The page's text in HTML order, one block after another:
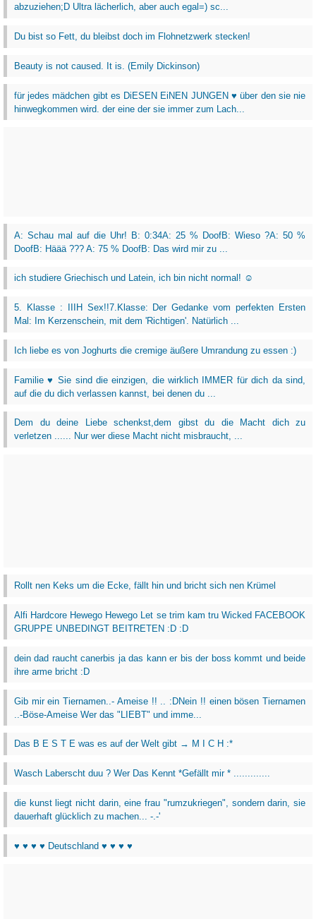
abzuziehen;D Ultra lächerlich, aber auch egal=) sc...
Du bist so Fett, du bleibst doch im Flohnetzwerk stecken!
Beauty is not caused. It is. (Emily Dickinson)
für jedes mädchen gibt es DiESEN EiNEN JUNGEN ♥ über den sie nie
hinwegkommen wird. der eine der sie immer zum Lach...
A: Schau mal auf die Uhr! B: 0:34A: 25 % DoofB: Wieso ?A: 50 %
DoofB: Häää ??? A: 75 % DoofB: Das wird mir zu ...
ich studiere Griechisch und Latein, ich bin nicht normal! ☺
5. Klasse : IIIH Sex!!7.Klasse: Der Gedanke vom perfekten Ersten
Mal: Im Kerzenschein, mit dem 'Richtigen'. Natürlich ...
Ich liebe es von Joghurts die cremige äußere Umrandung zu essen :)
Familie ♥ Sie sind die einzigen, die wirklich IMMER für dich da sind,
auf die du dich verlassen kannst, bei denen du ...
Dem du deine Liebe schenkst,dem gibst du die Macht dich zu
verletzen ...... Nur wer diese Macht nicht misbraucht, ...
Rollt nen Keks um die Ecke, fällt hin und bricht sich nen Krümel
Alfi Hardcore Hewego Hewego Let se trim kam tru Wicked FACEBOOK
GRUPPE UNBEDINGT BEITRETEN :D :D
dein dad raucht canerbis ja das kann er bis der boss kommt und beide
ihre arme bricht :D
Gib mir ein Tiernamen..- Ameise !! .. :DNein !! einen bösen Tiernamen
..-Böse-Ameise Wer das "LIEBT" und imme...
Das B E S T E was es auf der Welt gibt → M I C H :*
Wasch Laberscht duu ? Wer Das Kennt *Gefällt mir * .............
die kunst liegt nicht darin, eine frau "rumzukriegen", sondern darin, sie
dauerhaft glücklich zu machen... -.-'
♥ ♥ ♥ ♥ Deutschland ♥ ♥ ♥ ♥